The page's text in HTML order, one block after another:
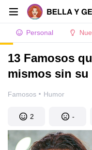
Personal
13 Famosos
mismos sin
Famosos · Humor
2 -